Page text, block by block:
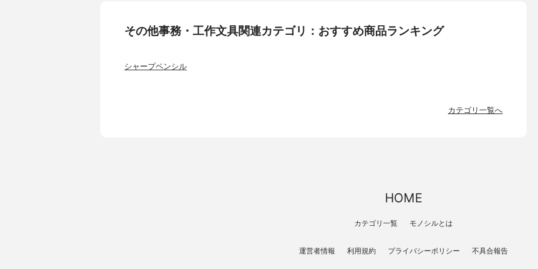
その他事務・工作文具関連カテゴリ：おすすめ商品ランキング
シャープペンシル
カテゴリ一覧へ
HOME
カテゴリ一覧 モノシルとは
運営者情報 利用規約 プライバシーポリシー 不具合報告